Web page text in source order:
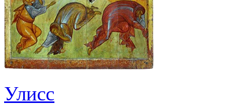
Улисс